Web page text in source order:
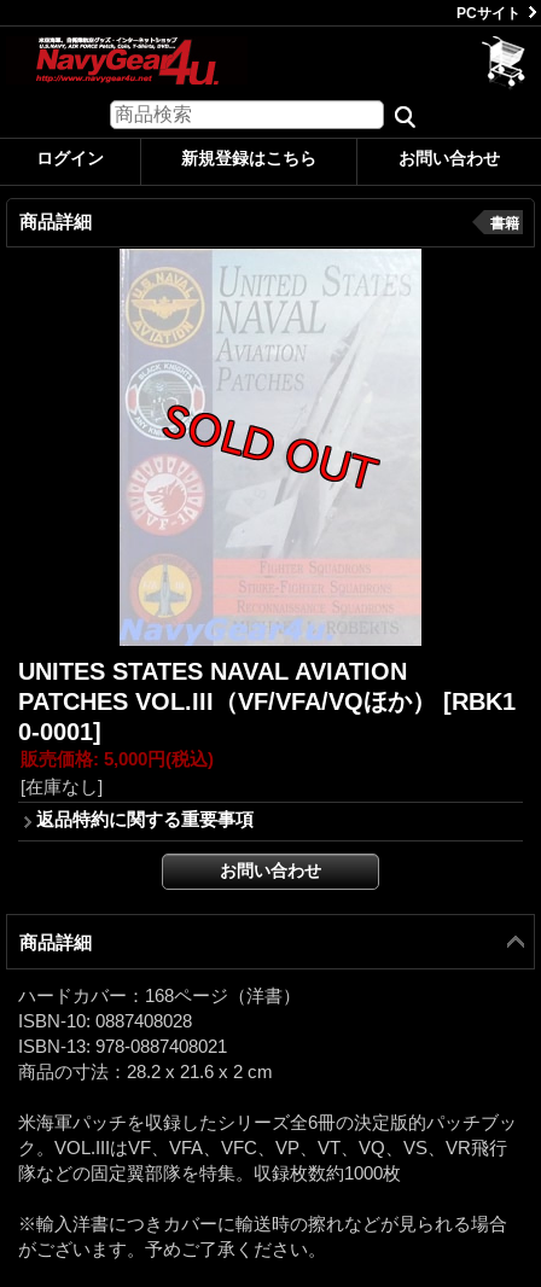
PCサイト
ログイン 新規登録はこちら お問い合わせ
商品詳細 書籍
UNITES STATES NAVAL AVIATION
PATCHES VOL.III（VF/VFA/VQほか） [RBK1
0-0001]
販売価格: 5,000円(税込)
[在庫なし]
返品特約に関する重要事項
商品詳細
ハードカバー：168ページ（洋書）
ISBN-10: 0887408028
ISBN-13: 978-0887408021
商品の寸法：28.2 x 21.6 x 2 cm
米海軍パッチを収録したシリーズ全6冊の決定版的パッチブッ
ク。VOL.IIIはVF、VFA、VFC、VP、VT、VQ、VS、VR飛行
隊などの固定翼部隊を特集。収録枚数約1000枚
※輸入洋書につきカバーに輸送時の擦れなどが見られる場合
がございます。予めご了承ください。